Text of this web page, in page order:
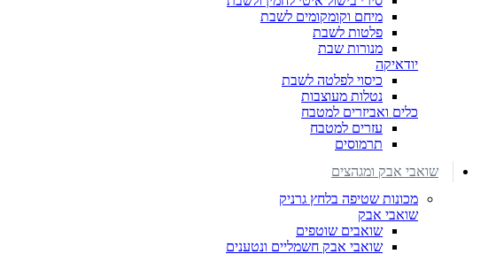
מיחם וקומקומים לשבת
פלטות לשבת
מנורות שבת
יודאיקה
כיסוי לפלטה לשבת
נטלות מעוצבות
כלים ואביזרים למטבח
עזרים למטבח
תרמוסים
שואבי אבק ומגהצים
מכונות שטיפה בלחץ גרניק
שואבי אבק
שואבים שוטפים
שואבי אבק חשמליים ונטענים